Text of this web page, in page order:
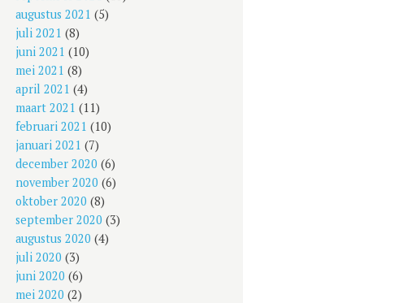
augustus 2021 (5)
juli 2021 (8)
juni 2021 (10)
mei 2021 (8)
april 2021 (4)
maart 2021 (11)
februari 2021 (10)
januari 2021 (7)
december 2020 (6)
november 2020 (6)
oktober 2020 (8)
september 2020 (3)
augustus 2020 (4)
juli 2020 (3)
juni 2020 (6)
mei 2020 (2)